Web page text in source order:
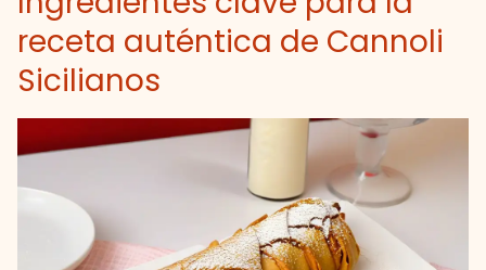
receta auténtica de Cannoli
Sicilianos